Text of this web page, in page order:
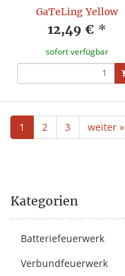
GaTeLing Yellow
12,49 € *
sofort verfügbar
1 2 3 weiter »
Kategorien
Batteriefeuerwerk
Verbundfeuerwerk